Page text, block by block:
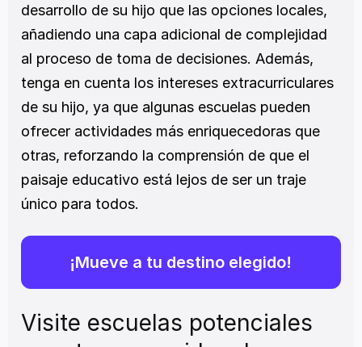
desarrollo de su hijo que las opciones locales,
añadiendo una capa adicional de complejidad
al proceso de toma de decisiones. Además,
tenga en cuenta los intereses extracurriculares
de su hijo, ya que algunas escuelas pueden
ofrecer actividades más enriquecedoras que
otras, reforzando la comprensión de que el
paisaje educativo está lejos de ser un traje
único para todos.
¡Mueve a tu destino elegido!
Visite escuelas potenciales